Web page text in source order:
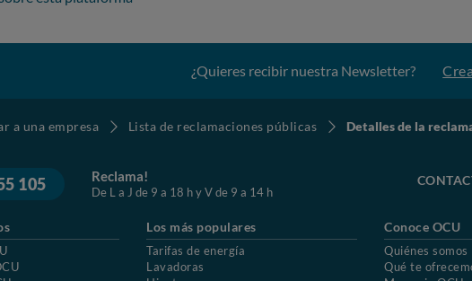
¿Quieres recibir nuestra Newsletter?
a una empresa Lista de reclamaciones públicas Detalles de la
105 Reclama!
De L a J de 9 a 18 h y V de 9 a 14 h
Los más populares
Tarifas de energía
Lavadoras
Conoce OCU
Quiénes somos
Qué te